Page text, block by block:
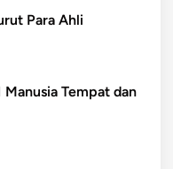
Para Ahli
Manusia Tempat dan